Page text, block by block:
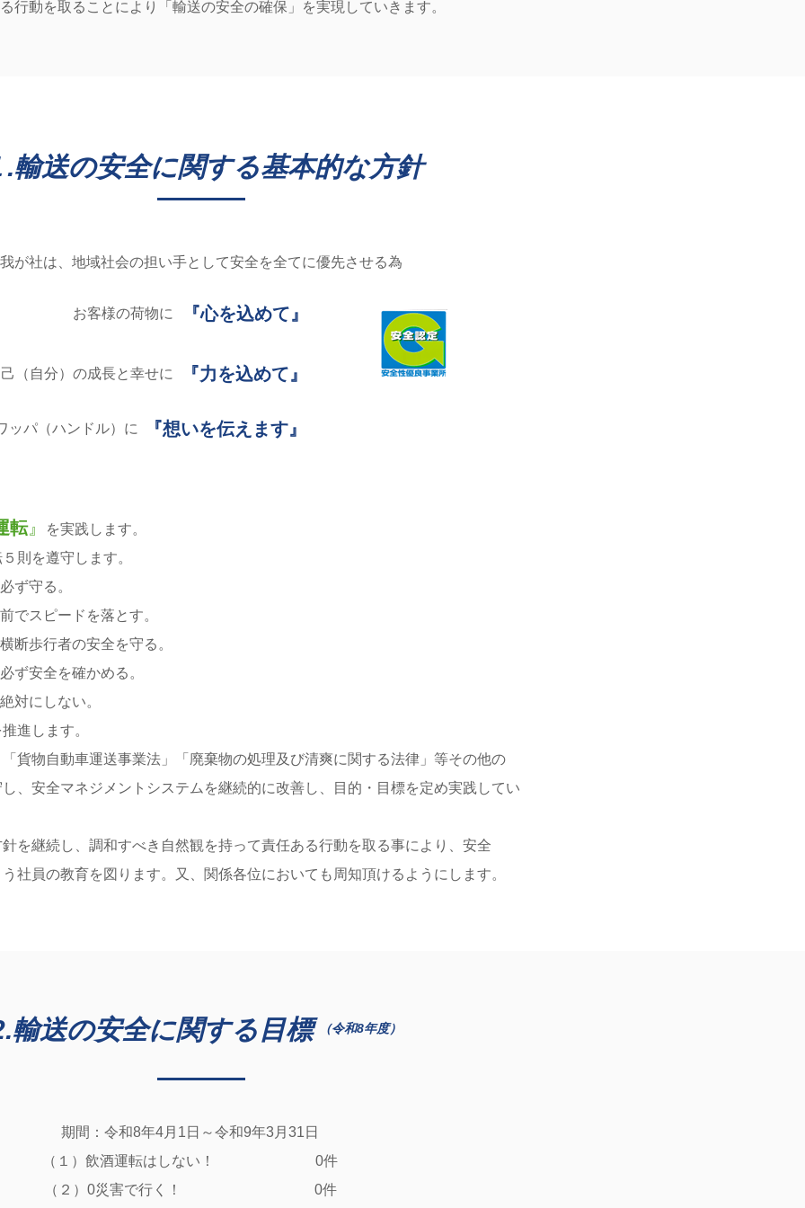
行動を取ることにより
「輸送の安全の確保」を実現していきます。
.輸送の安全に関する基本的な方針
我が社は、地域社会の担い手として安全を全てに優先させる為
お客様の荷物に 『心を込めて』
己（自分）の成長と幸せに 『力を込めて』
ッパ（ハンドル）に 『想いを伝えます』
転』
を実践します。
則を遵守します。
守る。
ピードを落とす。
行者の安全を守る。
全を確かめる。
にしない。
進します。
貨物自動車運送事業法」「廃棄物の処理及び清爽に関する法律」等その他の
安全マネジメントシステムを継続的に改善し、目的・目標を定め実践してい
を継続し、調和すべき自然観を持って責任ある行動を取る事により、安全
員の教育を図ります。又、関係各位においても周知頂けるようにします。
輸送の安全に関する目標 （令和8年度）
期間：令和8年4月1日～令和9年3月31日
（１）飲酒運転はしない！ 0件
（２）0災害で行く！ 0件